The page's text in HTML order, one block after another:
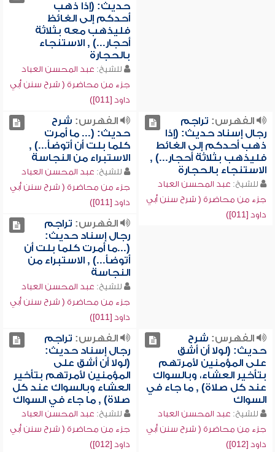
حديث: (إذا ذهب
أحدكم إلى الغائظ
فليذهب معه بثلاثة
أحجار...) , الاستنجاء
بالحجارة
للشيخ: عبد المحسن العباد
جزء من محاضرة ( شرح سنن أبي
داود [011])
الفهرس: تراجم
رجال إسناد حديث: (إذا
ذهب أحدكم إلى الغائط
فليذهب بثلاثة أحجار...) ,
الاستنجاء بالحجارة
للشيخ: عبد المحسن العباد
جزء من محاضرة ( شرح سنن أبي
داود [011])
الفهرس: شرح
حديث: (... ما أمرت
كلما بلت أن أتوضأ...) ,
الاستبراء من النجاسة
للشيخ: عبد المحسن العباد
جزء من محاضرة ( شرح سنن أبي
داود [011])
الفهرس: تراجم
رجال إسناد حديث:
(...ما أمرت كلما بلت أن
أتوضأ...) , الاستبراء من
النجاسة
للشيخ: عبد المحسن العباد
جزء من محاضرة ( شرح سنن أبي
داود [011])
الفهرس: شرح
حديث: (لولا أن أشق
على المؤمنين لأمرتهم
بتأخير العشاء، وبالسواك
عند كل صلاة) , ما جاء في
السواك
للشيخ: عبد المحسن العباد
جزء من محاضرة ( شرح سنن أبي
داود [012])
الفهرس: تراجم
رجال إسناد حديث:
(لولا أن أشق على
المؤمنين لأمرتهم بتأخير
العشاء وبالسواك عند كل
صلاة) , ما جاء في السواك
للشيخ: عبد المحسن العباد
جزء من محاضرة ( شرح سنن أبي
داود [012])